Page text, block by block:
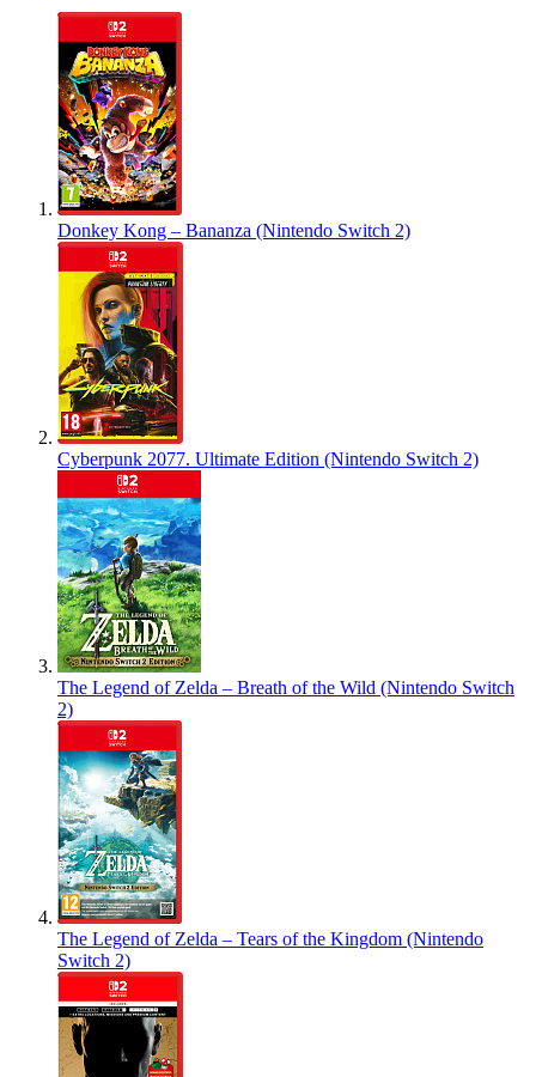
Donkey Kong – Bananza (Nintendo Switch 2)
Cyberpunk 2077. Ultimate Edition (Nintendo Switch 2)
The Legend of Zelda – Breath of the Wild (Nintendo Switch
2)
The Legend of Zelda – Tears of the Kingdom (Nintendo
Switch 2)